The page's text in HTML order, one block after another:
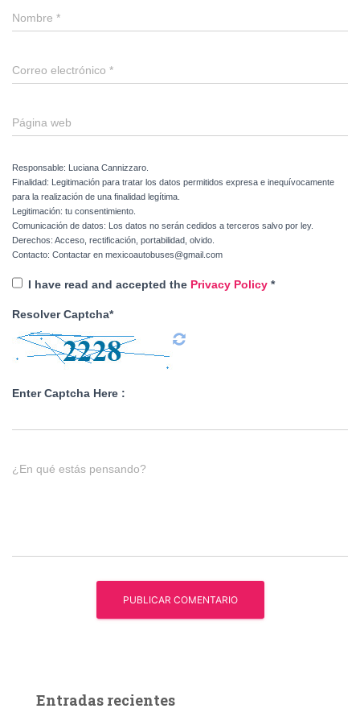
Nombre *
Correo electrónico *
Página web
Responsable: Luciana Cannizzaro.
Finalidad: Legitimación para tratar los datos permitidos expresa e inequívocamente
para la realización de una finalidad legítima.
Legitimación: tu consentimiento.
Comunicación de datos: Los datos no serán cedidos a terceros salvo por ley.
Derechos: Acceso, rectificación, portabilidad, olvido.
Contacto: Contactar en mexicoautobuses@gmail.com
I have read and accepted the Privacy Policy *
Resolver Captcha*
Enter Captcha Here :
¿En qué estás pensando?
Entradas recientes